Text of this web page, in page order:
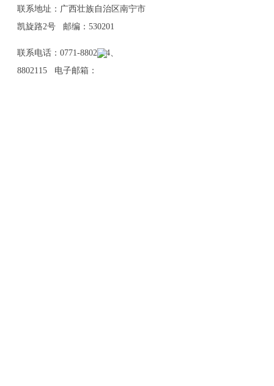
联系地址：广西壮族自治区南宁市
凯旋路2号 邮编：530201
联系电话：0771-8802114、
8802115 电子邮箱：